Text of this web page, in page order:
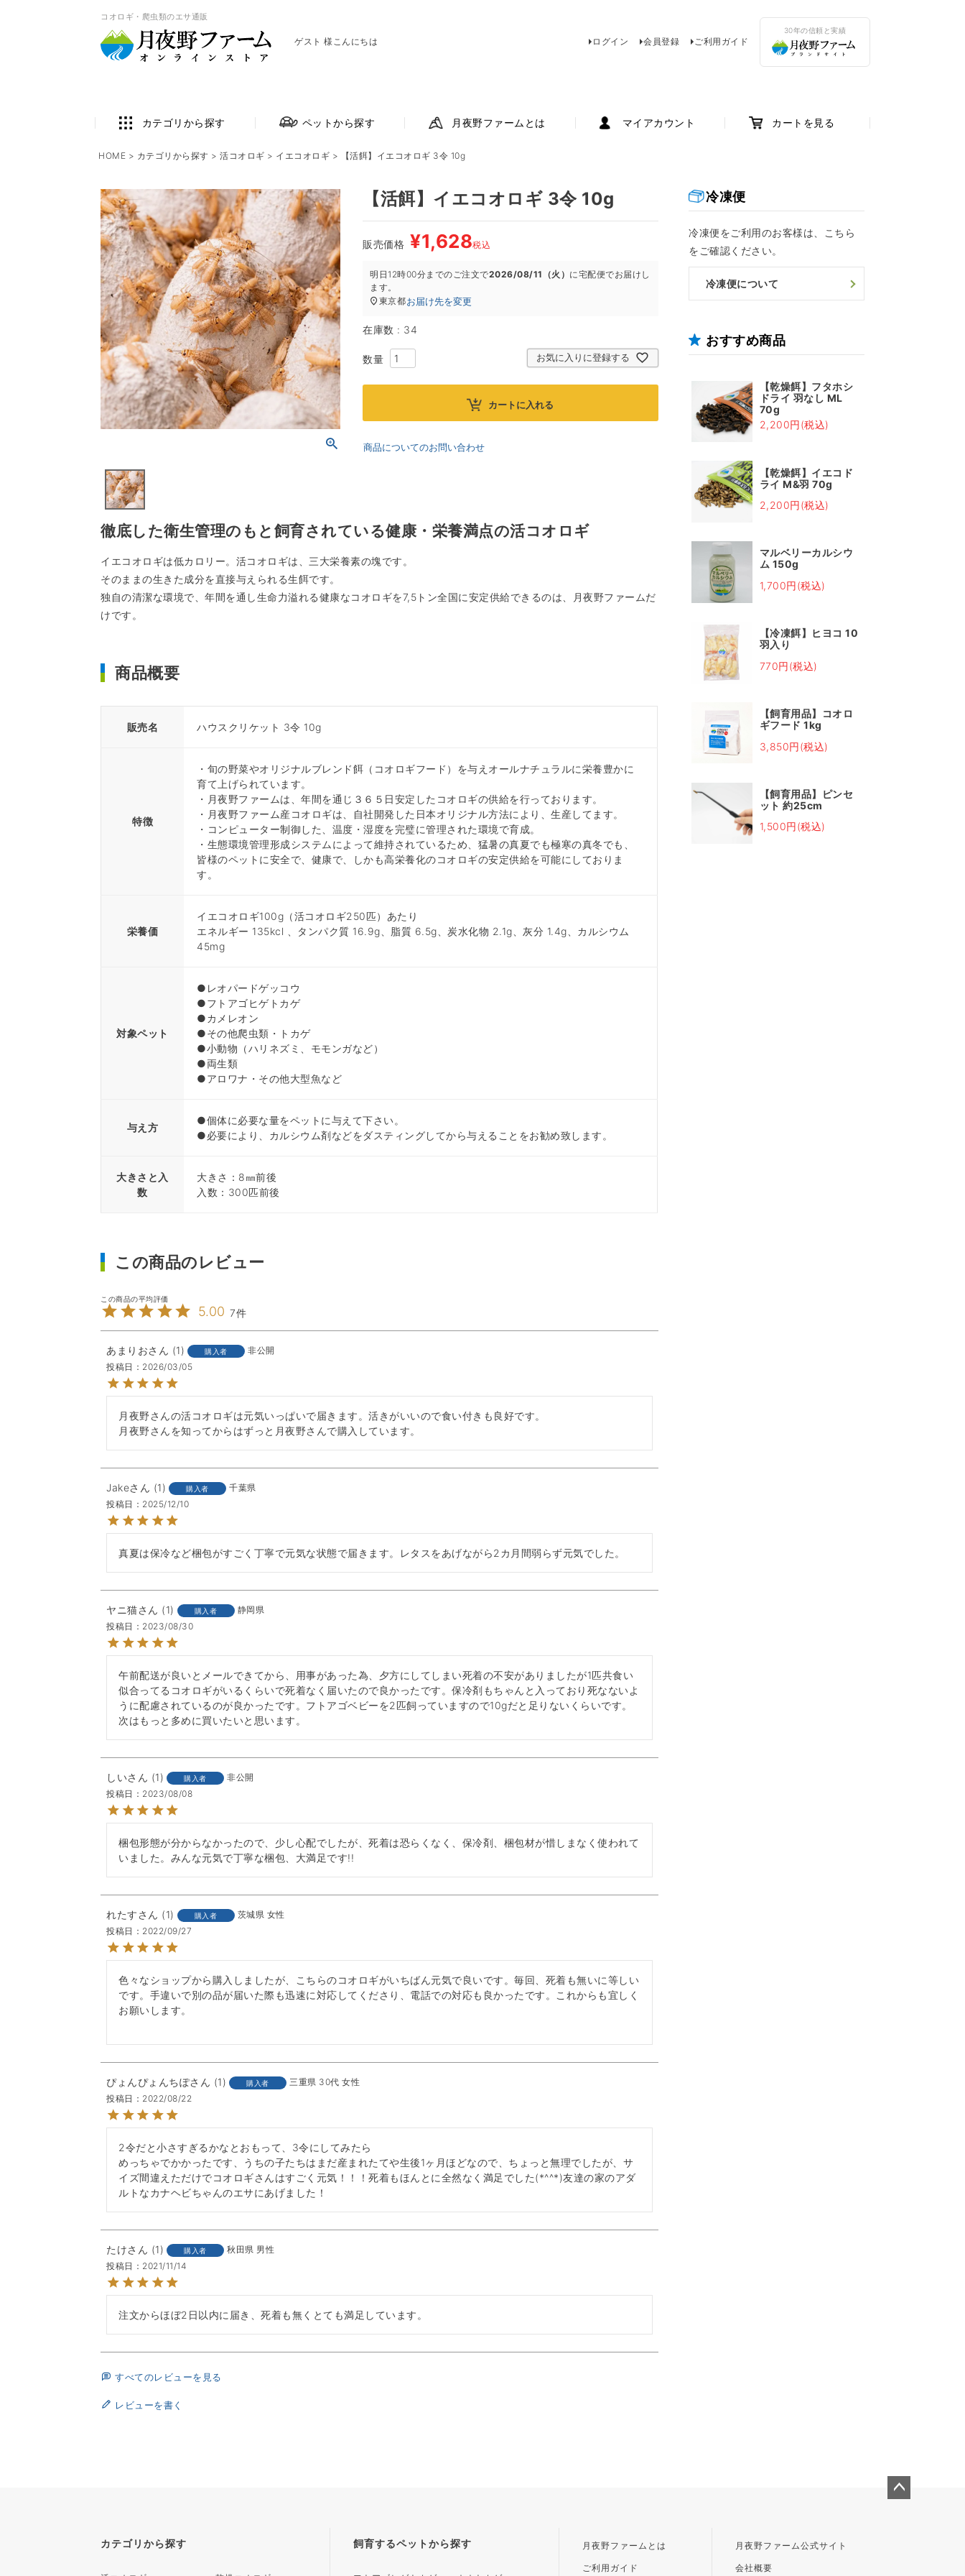
コオロギ・爬虫類のエサ通販
ゲスト 様こんにちは ログイン 会員登録 ご利用ガイド
30年の信頼と実績
カテゴリから探す ペットから探す 月夜野ファームとは マイアカウント カートを見る
HOME カテゴリから探す 活コオロギ イエコオロギ 【活餌】イエコオロギ 3令 10g
冷凍便
冷凍便をご利用のお客様は、こちら
をご確認ください。
冷凍便について
おすすめ商品
【乾燥餌】フタホシ
ドライ 羽なし ML
70g
2,200円(税込)
【乾燥餌】イエコド
ライ M&羽 70g
2,200円(税込)
マルベリーカルシウ
ム 150g
1,700円(税込)
【冷凍餌】ヒヨコ 10
羽入り
770円(税込)
【飼育用品】コオロ
ギフード 1kg
3,850円(税込)
【飼育用品】ピンセ
ット 約25cm
1,500円(税込)
【活餌】イエコオロギ 3令 10g
販売価格 ¥1,628税込
明日 12時00分までのご注文で2026/08/11（火） に宅配便でお届けし
ます。
東京都お届け先を変更
在庫数 34
お気に入りに登録する
カートに入れる
商品についてのお問い合わせ
徹底した衛生管理のもと飼育されている健康・栄養満点の活コオロギ
イエコオロギは低カロリー。活コオロギは、三大栄養素の塊です。
そのままの生きた成分を直接与えられる生餌です。
独自の清潔な環境で、年間を通し生命力溢れる健康なコオロギを7,5トン全国に安定供給できるのは、月夜野ファームだ
けです。
商品概要
販売名 ハウスクリケット 3令 10g
特徴
・旬の野菜やオリジナルブレンド餌（コオロギフード）を与えオールナチュラルに栄養豊かに
育て上げられています。
・月夜野ファームは、年間を通じ３６５日安定したコオロギの供給を行っております。
・月夜野ファーム産コオロギは、自社開発した日本オリジナル方法により、生産してます。
・コンピューター制御した、温度・湿度を完璧に管理された環境で育成。
・生態環境管理形成システムによって維持されているため、猛暑の真夏でも極寒の真冬でも、
皆様のペットに安全で、健康で、しかも高栄養化のコオロギの安定供給を可能にしておりま
す。
栄養価
イエコオロギ100g（活コオロギ250匹）あたり
エネルギー 135kcl 、タンパク質 16.9g、脂質 6.5g、炭水化物 2.1g、灰分 1.4g、カルシウム
45mg
対象ペット
●レオパードゲッコウ
●フトアゴヒゲトカゲ
●カメレオン
●その他爬虫類・トカゲ
●小動物（ハリネズミ、モモンガなど）
●両生類
●アロワナ・その他大型魚など
与え方
●個体に必要な量をペットに与えて下さい。
●必要により、カルシウム剤などをダスティングしてから与えることをお勧め致します。
大きさと入
数
大きさ：8㎜前後
入数：300匹前後
この商品のレビュー
5.00 7
あまりお 1 購入者
非公開
投稿日
2026/03/05
月夜野さんの活コオロギは元気いっぱいで届きます。活きがいいので食い付きも良好です。
月夜野さんを知ってからはずっと月夜野さんで購入しています。
Jake 1 購入者
千葉県
投稿日
2025/12/10
真夏は保冷など梱包がすごく丁寧で元気な状態で届きます。レタスをあげながら2カ月間弱らず元気でした。
ヤニ猫 1 購入者
静岡県
投稿日
2023/08/30
午前配送が良いとメールできてから、用事があった為、夕方にしてしまい死着の不安がありましたが1匹共食い
似合ってるコオロギがいるくらいで死着なく届いたので良かったです。保冷剤もちゃんと入っており死なないよ
うに配慮されているのが良かったです。フトアゴベビーを2匹飼っていますので10gだと足りないくらいです。
次はもっと多めに買いたいと思います。
しい 1 購入者
非公開
投稿日
2023/08/08
梱包形態が分からなかったので、少し心配でしたが、死着は恐らくなく、保冷剤、梱包材が惜しまなく使われて
いました。みんな元気で丁寧な梱包、大満足です!!
れたす 1 購入者 茨城県 女性
投稿日
2022/09/27
色々なショップから購入しましたが、こちらのコオロギがいちばん元気で良いです。毎回、死着も無いに等しい
です。手違いで別の品が届いた際も迅速に対応してくださり、電話での対応も良かったです。これからも宜しく
お願いします。
ぴょんぴょんちぽ 1 購入者 三重県 30代 女性
投稿日
2022/08/22
2令だと小さすぎるかなとおもって、3令にしてみたら
めっちゃでかかったです、うちの子たちはまだ産まれたてや生後1ヶ月ほどなので、ちょっと無理でしたが、サ
イズ間違えただけでコオロギさんはすごく元気！！！死着もほんとに全然なく満足でした(*^^*)友達の家のアダ
ルトなカナヘビちゃんのエサにあげました！
たけ 1 購入者 秋田県 男性
投稿日
2021/11/14
注文からほぼ2日以内に届き、死着も無くとても満足しています。
すべてのレビューを見る
レビューを書く
カテゴリから探す 飼育するペットから探す 月夜野ファームとは
ご利用ガイド
月夜野ファーム公式サイト
会社概要